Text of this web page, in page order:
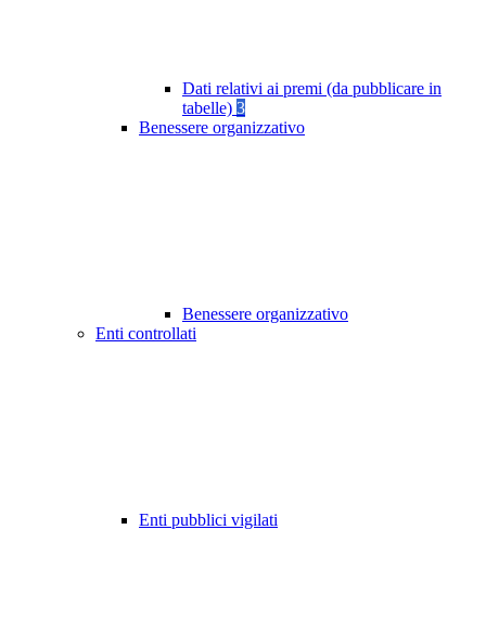
Dati relativi ai premi (da pubblicare in
tabelle) 3
Benessere organizzativo
Benessere organizzativo
Enti controllati
Enti pubblici vigilati